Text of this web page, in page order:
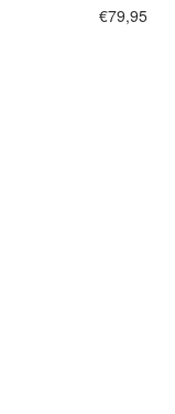
€79,95